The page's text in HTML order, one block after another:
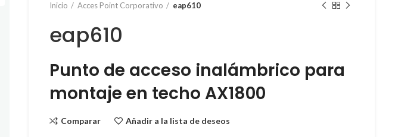
Inicio Acces Point Corporativo eap610
eap610
Punto de acceso inalámbrico para
montaje en techo AX1800
Comparar Añadir a la lista de deseos